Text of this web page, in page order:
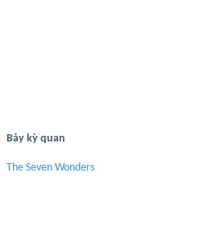
Bảy kỳ quan
The Seven Wonders